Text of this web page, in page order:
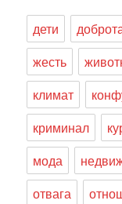
дети
жесть
климат
криминал
мода
отвага